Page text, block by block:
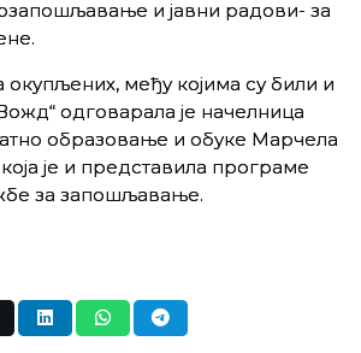
и јавни радови- за
окупљених, међу којима су били и
одговарала је начелница
образовање и обуке Марчела
је и представила програме
за запошљавање.